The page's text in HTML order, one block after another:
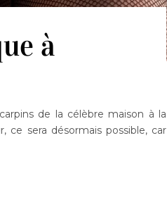
à
de la célèbre maison à la
ce sera désormais possible, car